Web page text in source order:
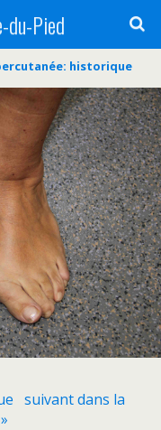
du-Pied
historique
suivant dans la